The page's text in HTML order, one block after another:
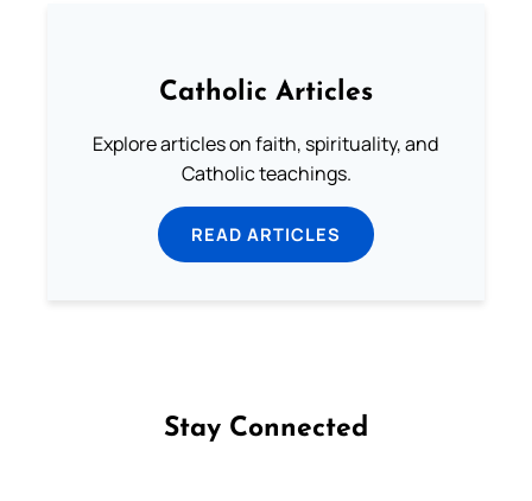
Catholic Articles
Explore articles on faith, spirituality, and
Catholic teachings.
READ ARTICLES
Stay Connected